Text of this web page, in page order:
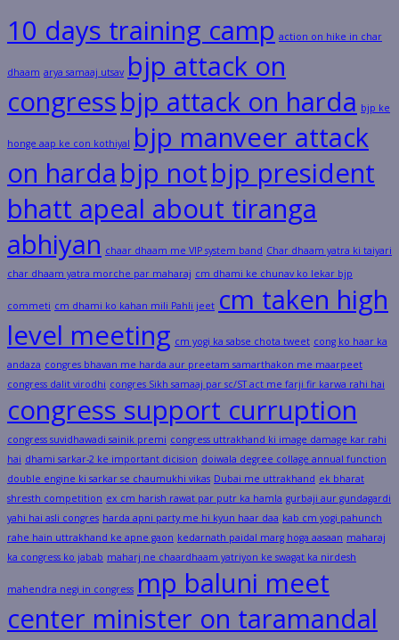
10 days training camp action on hike in char
dhaam arya samaaj utsav bjp attack on
congressbjp attack on harda bjp ke
honge aap ke con kothiyal bjp manveer attack
on harda bjp notbjp president
bhatt apeal about tiranga
abhiyan chaar dhaam me VIP system band Char dhaam yatra ki taiyari
char dhaam yatra morche par maharaj cm dhami ke chunav ko lekar bjp
commeti cm dhami ko kahan mili Pahli jeet cm taken high
level meeting cm yogi ka sabse chota tweet cong ko haar ka
andaza congres bhavan me harda aur preetam samarthakon me maarpeet
congress dalit virodhi congres Sikh samaaj par sc/ST act me farji fir karwa rahi hai
congress support curruption
congress suvidhawadi sainik premi congress uttrakhand ki image damage kar rahi
hai dhami sarkar-2 ke important dicision doiwala degree collage annual function
double engine ki sarkar se chaumukhi vikas Dubai me uttrakhand ek bharat
shresth competition ex cm harish rawat par putr ka hamla gurbaji aur gundagardi
yahi hai asli congres harda apni party me hi kyun haar daa kab cm yogi pahunch
rahe hain uttrakhand ke apne gaon kedarnath paidal marg hoga aasaan maharaj
ka congress ko jabab maharj ne chaardhaam yatriyon ke swagat ka nirdesh
mahendra negi in congress mp baluni meet
center minister on taramandal